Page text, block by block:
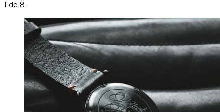
1 de 8